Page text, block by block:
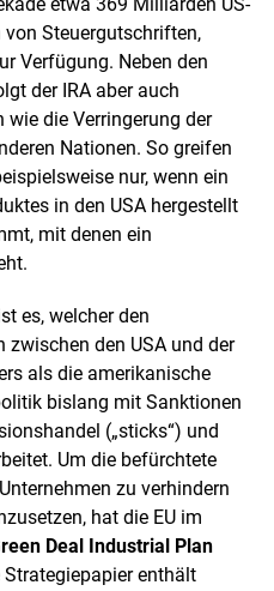
Steuergutschriften,
Verfügung. Neben den
der IRA aber auch
die Verringerung der
Nationen. So greifen
nur, wenn ein
in den USA hergestellt
mit denen ein
es, welcher den
den USA und der
als die amerikanische
bislang mit Sanktionen
(„sticks“) und
Um die befürchtete
zu verhindern
hat die EU im
Deal Industrial Plan
enthält